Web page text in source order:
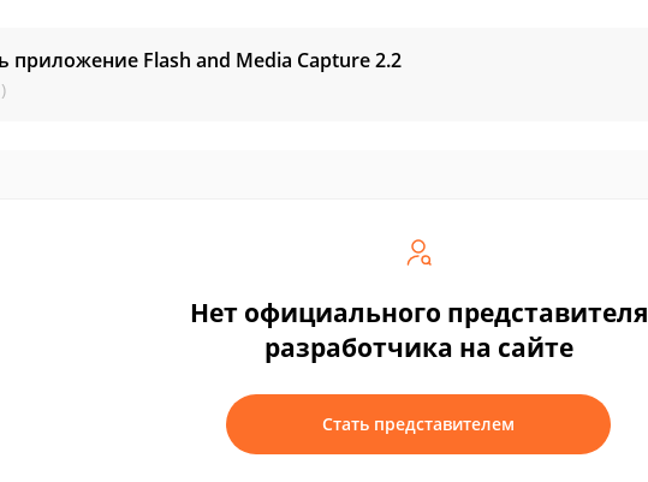
приложение Flash and Media Capture2.2
Нет официального представителя
разработчика на сайте
Стать представителем